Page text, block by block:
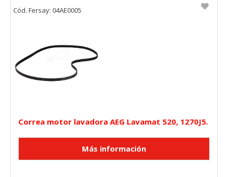
Correa motor lavadora AEG Lavamat 520, 1270J5.
Cód. Fersay: 04AE0005